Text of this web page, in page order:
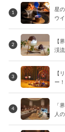
1
星
ウ
2
【
渓
3
【
ー
4
「
人